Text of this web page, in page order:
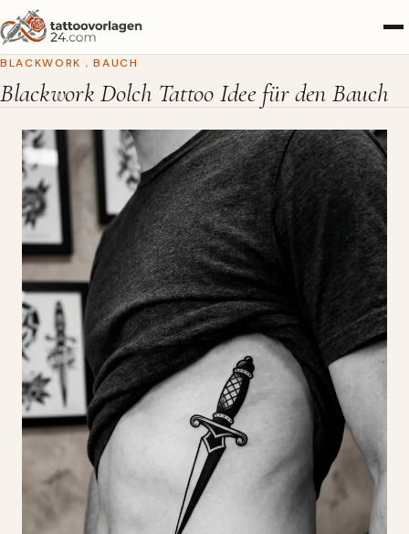
BLACKWORK , BAUCH
Blackwork Dolch Tattoo Idee für den Bauch